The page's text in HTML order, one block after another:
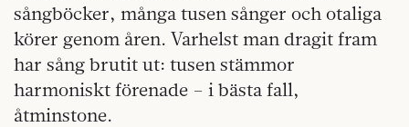
sångböcker, många tusen sånger och otaliga
körer genom åren. Varhelst man dragit fram
har sång brutit ut: tusen stämmor
harmoniskt förenade – i bästa fall,
åtminstone.